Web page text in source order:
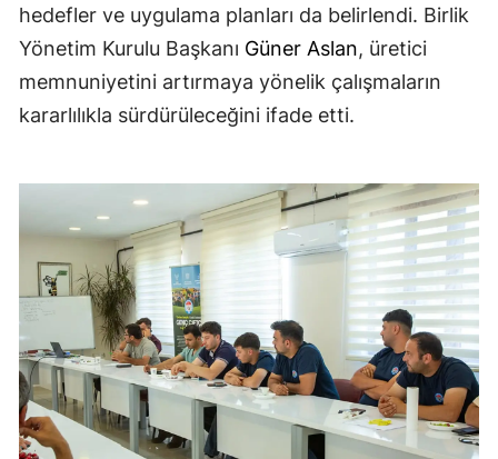
hedefler ve uygulama planları da belirlendi. Birlik
Yönetim Kurulu Başkanı Güner Aslan, üretici
memnuniyetini artırmaya yönelik çalışmaların
kararlılıkla sürdürüleceğini ifade etti.